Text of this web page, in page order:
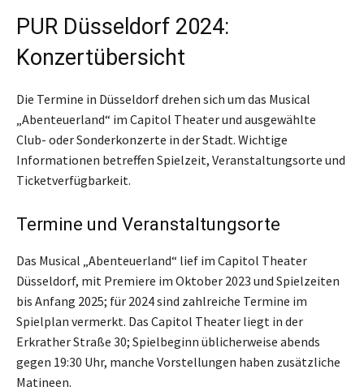
PUR Düsseldorf 2024:
Konzertübersicht
Die Termine in Düsseldorf drehen sich um das Musical
„Abenteuerland“ im Capitol Theater und ausgewählte
Club- oder Sonderkonzerte in der Stadt. Wichtige
Informationen betreffen Spielzeit, Veranstaltungsorte und
Ticketverfügbarkeit.
Termine und Veranstaltungsorte
Das Musical „Abenteuerland“ lief im Capitol Theater
Düsseldorf, mit Premiere im Oktober 2023 und Spielzeiten
bis Anfang 2025; für 2024 sind zahlreiche Termine im
Spielplan vermerkt. Das Capitol Theater liegt in der
Erkrather Straße 30; Spielbeginn üblicherweise abends
gegen 19:30 Uhr, manche Vorstellungen haben zusätzliche
Matineen.